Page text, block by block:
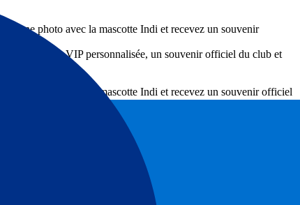
une photo avec la mascotte Indi et recevez un souvenir
accréditation VIP personnalisée, un souvenir officiel du club et
une photo avec la mascotte Indi et recevez un souvenir officiel